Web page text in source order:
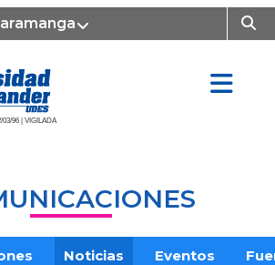
96 | VIGILADA
Noticias Eventos